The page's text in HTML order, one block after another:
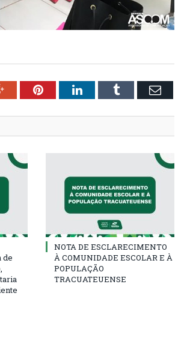
Google+PinterestLinkedInTumblr Email
de
NOTA DE ESCLARECIMENTO
À COMUNIDADE ESCOLAR E À
POPULAÇÃO
TRACUATEUENSE